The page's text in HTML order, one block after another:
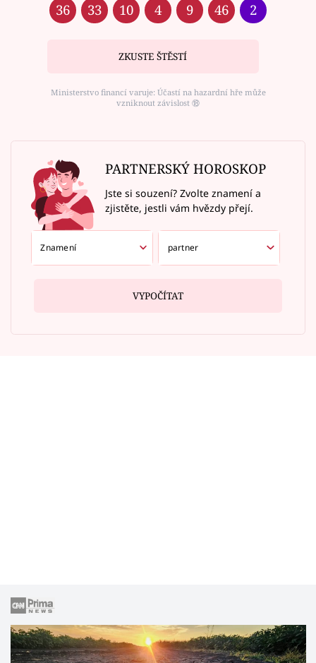
36 33 10 4 9 46 2
ZKUSTE ŠTĚSTÍ
Ministerstvo financí varuje: Účastí na hazardní hře může
vzniknout závislost ⑱
PARTNERSKÝ HOROSKOP
Jste si souzení? Zvolte znamení a
zjistěte, jestli vám hvězdy přejí.
VYPOČÍTAT